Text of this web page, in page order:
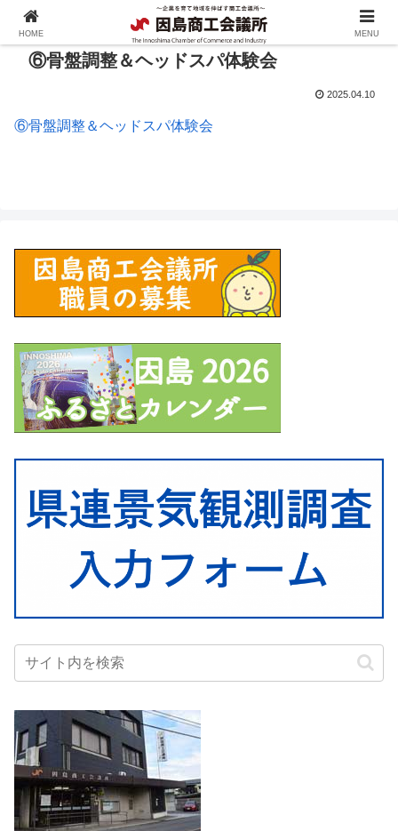
⑥骨盤調整＆ヘッドスパ体験会
2025.04.10
⑥骨盤調整＆ヘッドスパ体験会
HOME MENU